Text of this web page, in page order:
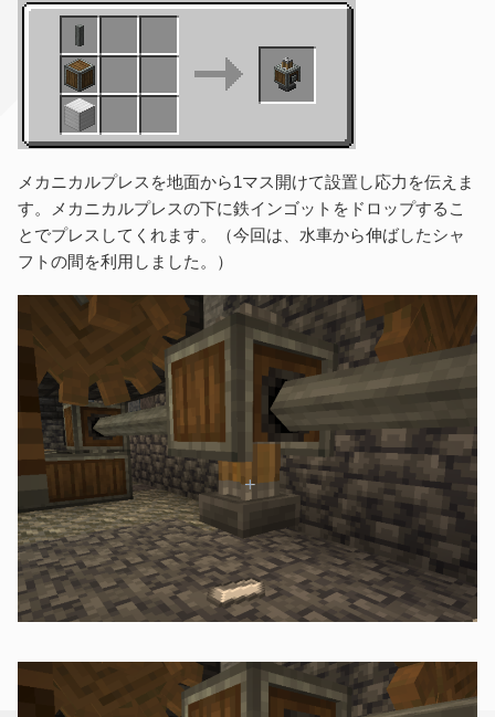
メカニカルプレスを地面から1マス開けて設置し応力を伝えま
す。メカニカルプレスの下に鉄インゴットをドロップするこ
とでプレスしてくれます。（今回は、水車から伸ばしたシャ
フトの間を利用しました。）